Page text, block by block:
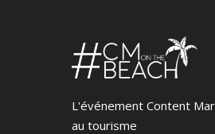
L'événement Content
au tourisme